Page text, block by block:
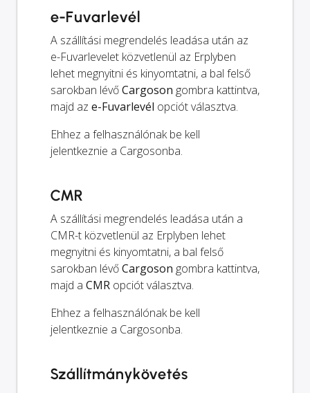
e-Fuvarlevél
A szállítási megrendelés leadása után az
e-Fuvarlevelet közvetlenül az Erplyben
lehet megnyitni és kinyomtatni, a bal felső
sarokban lévőCargoson gombra kattintva,
majd az e-Fuvarlevél opciót választva.
Ehhez a felhasználónak be kell
jelentkeznie a Cargosonba.
CMR
A szállítási megrendelés leadása után a
CMR-t közvetlenül az Erplyben lehet
megnyitni és kinyomtatni, a bal felső
sarokban lévőCargoson gombra kattintva,
majd a CMR opciót választva.
Ehhez a felhasználónak be kell
jelentkeznie a Cargosonba.
Szállítmánykövetés